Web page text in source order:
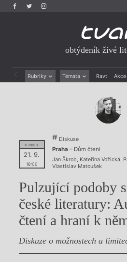
obtýdeník živé
Rubriky Témata Ravt Akce
Rozhovory
Dokument
Výroční ceny
= 2016 =
21. 9.
18:00
Diskuse
Praha – Dům čtení
Jan Škrob, Kateřina Vožická,
Vlastislav Matoušek
Pulzující podoby
české literatury:
čtení a hraní k
Diskuze o možnostech a